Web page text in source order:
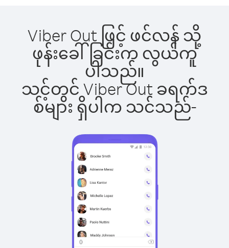
Viber Out ဖြင့် ဖင်လန် သို့
ဖုန်းခေါ်ခြင်းက လွယ်ကူ
ပါသည်။
သင့်တွင် Viber Out ခရက်ဒ
စ်များ ရှိပါက သင်သည်-